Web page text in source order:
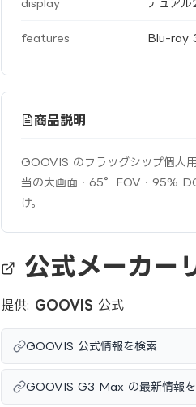
display デュア
features Blu-ray
商品説明
GOOVIS のフラッグシップ個人
当の大画面・65°FOV・95%
け。
公式メーカー
提供: GOOVIS 公式
GOOVIS 公式情報を検索
GOOVIS G3 Max の最新情報